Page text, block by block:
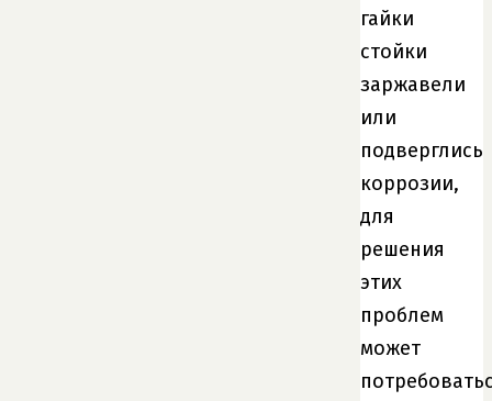
гайки
стойки
заржавели
или
подверглись
коррозии,
для
решения
этих
проблем
может